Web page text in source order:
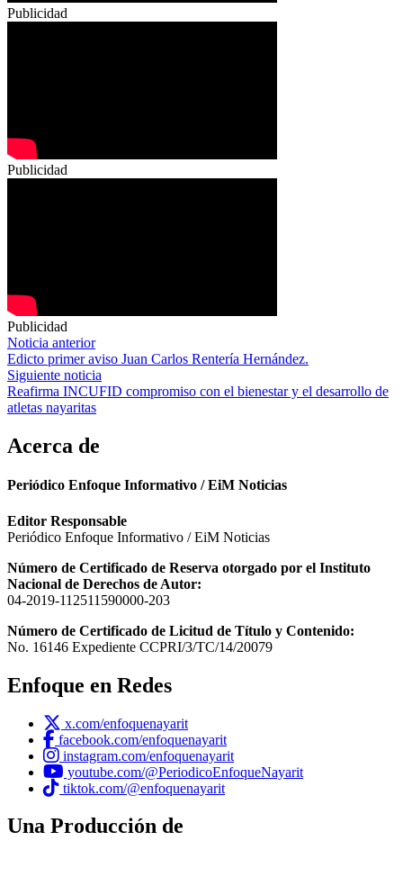
Publicidad
Publicidad
Publicidad
Navegación
de
entradas
Noticia anterior
Edicto primer aviso Juan Carlos Rentería Hernández.
Siguiente noticia
Reafirma INCUFID compromiso con el bienestar y el desarrollo de
atletas nayaritas
Acerca de
Periódico Enfoque Informativo / EiM Noticias
Editor Responsable
Periódico Enfoque Informativo / EiM Noticias
Número de Certificado de Reserva otorgado por el Instituto
Nacional de Derechos de Autor:
04-2019-112511590000-203
Número de Certificado de Licitud de Título y Contenido:
No. 16146 Expediente CCPRI/3/TC/14/20079
Enfoque en Redes
x.com/enfoquenayarit
facebook.com/enfoquenayarit
instagram.com/enfoquenayarit
youtube.com/@PeriodicoEnfoqueNayarit
tiktok.com/@enfoquenayarit
Una Producción de